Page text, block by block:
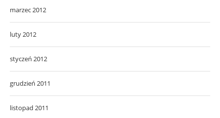
marzec 2012
luty 2012
styczeń 2012
grudzień 2011
listopad 2011